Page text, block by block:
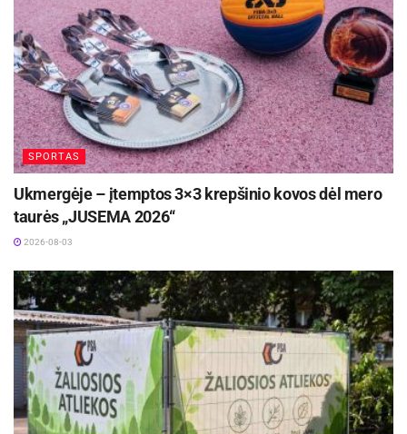
SPORTAS
Ukmergėje – įtemptos 3×3 krepšinio kovos dėl mero
taurės „JUSEMA 2026“
2026-08-03